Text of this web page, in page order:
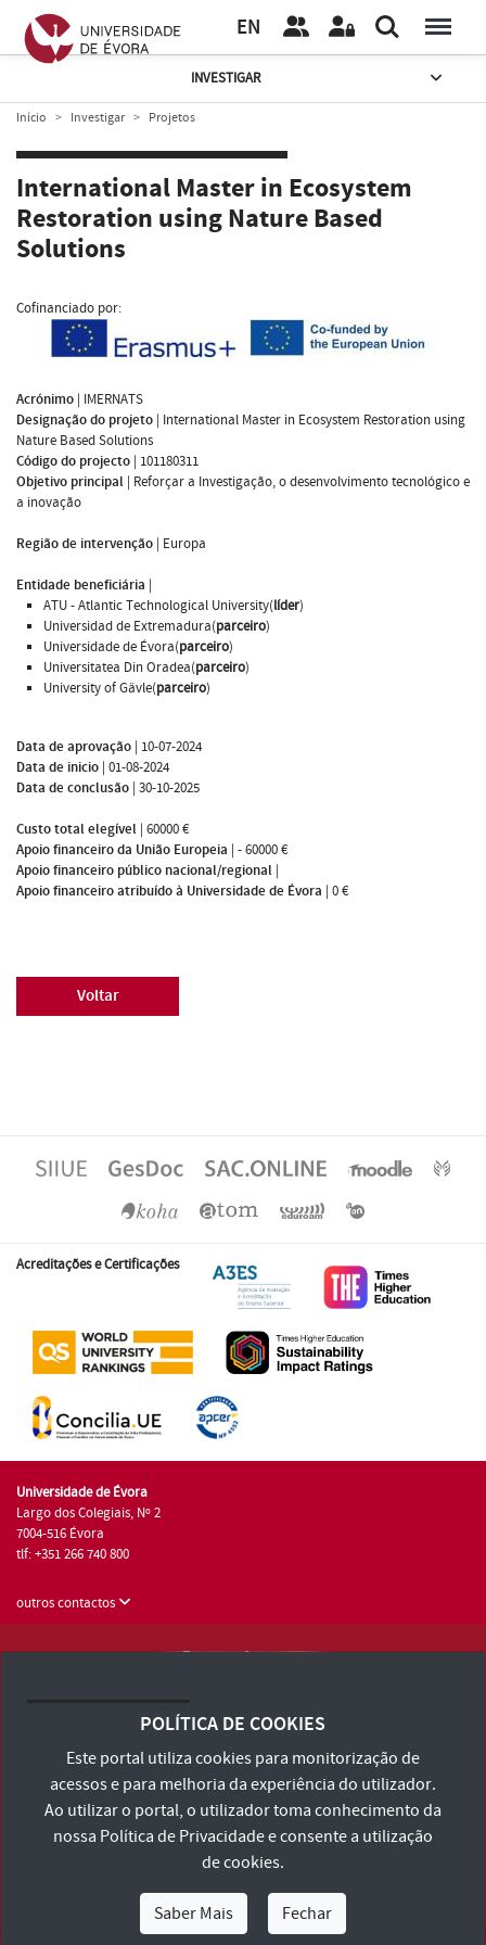
EN
INVESTIGAR
Início Investigar Projetos
International Master in Ecosystem
Restoration using Nature Based
Solutions
Cofinanciado por:
Acrónimo | IMERNATS
Designação do projeto | International Master in Ecosystem Restoration using
Nature Based Solutions
Código do projecto | 101180311
Objetivo principal | Reforçar a Investigação, o desenvolvimento tecnológico e
a inovação
Região de intervenção | Europa
Entidade beneficiária |
ATU - Atlantic Technological University(líder)
Universidad de Extremadura(parceiro)
Universidade de Évora(parceiro)
Universitatea Din Oradea(parceiro)
University of Gävle(parceiro)
Data de aprovação | 10-07-2024
Data de inicio | 01-08-2024
Data de conclusão | 30-10-2025
Custo total elegível | 60000 €
Apoio financeiro da União Europeia | - 60000 €
Apoio financeiro público nacional/regional |
Apoio financeiro atribuído à Universidade de Évora | 0 €
Voltar
Acreditações e Certificações
Universidade de Évora
Largo dos Colegiais, Nº 2
7004-516 Évora
tlf: +351 266 740 800
outros contactos
Consulte os Termos e Condições e Política de Privacidade
Declaração de Acessibilidade
POLÍTICA DE COOKIES
Este portal utiliza cookies para monitorização de
acessos e para melhoria da experiência do utilizador.
Ao utilizar o portal, o utilizador toma conhecimento da
nossa Política de Privacidadee consente a utilização
de cookies.
Saber Mais Fechar